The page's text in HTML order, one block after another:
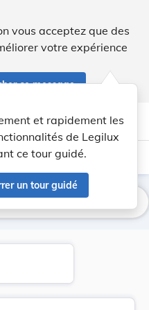
vous acceptez que des
votre expérience
ce message
help Aide
et rapidement les
de Legilux
ce tour guidé.
un tour guidé
light_mode dark_mode